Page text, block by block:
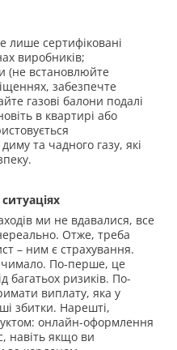
лише сертифіковані
виробників;
(не встановлюйте
забезпечте
газові балони подалі
в квартирі або
та чадного газу, які
ми не вдавалися, все
Отже, треба
– ним є страхування.
чимало. По-перше, це
багатьох ризиків. По-
виплату, яка у
збитки. Нарешті,
онлайн-оформлення
навіть якщо ви